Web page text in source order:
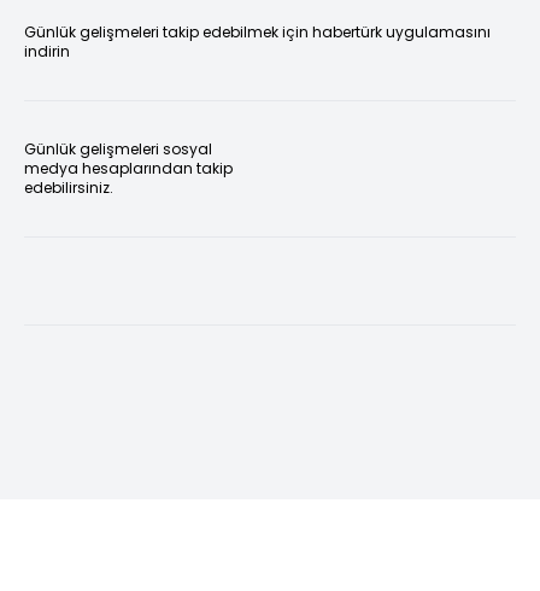
Günlük gelişmeleri takip edebilmek için habertürk uygulamasını
indirin
Günlük gelişmeleri sosyal
medya hesaplarından takip
edebilirsiniz.